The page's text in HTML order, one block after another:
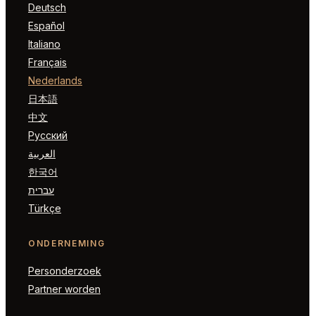
Deutsch
Español
Italiano
Français
Nederlands
日本語
中文
Русский
العربية
한국어
עברית
Türkçe
ONDERNEMING
Personderzoek
Partner worden